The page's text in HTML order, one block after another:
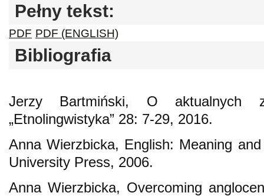
Pełny tekst:
PDF PDF (ENGLISH)
Bibliografia
Jerzy Bartmiński, O aktualnych
„Etnolingwistyka” 28: 7-29, 2016.
Anna Wierzbicka, English: Meaning
University Press, 2006.
Anna Wierzbicka, Overcoming